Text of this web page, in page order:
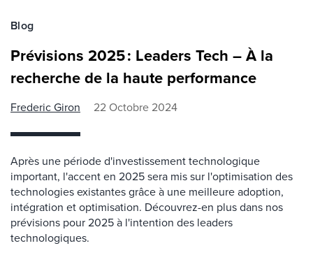
Blog
Prévisions 2025 : Leaders Tech – À la
recherche de la haute performance
Frederic Giron 22 Octobre 2024
Après une période d'investissement technologique
important, l'accent en 2025 sera mis sur l'optimisation des
technologies existantes grâce à une meilleure adoption,
intégration et optimisation. Découvrez-en plus dans nos
prévisions pour 2025 à l'intention des leaders
technologiques.